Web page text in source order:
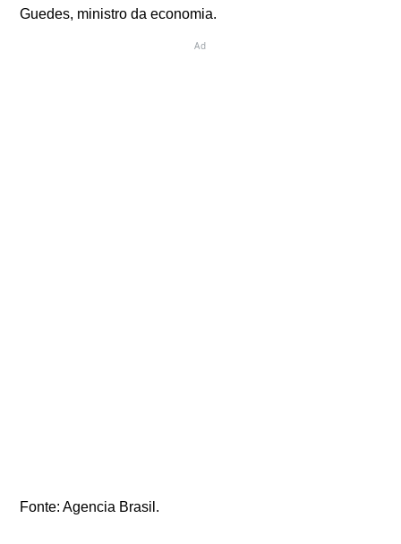
Guedes, ministro da economia.
Ad
Fonte: Agencia Brasil.